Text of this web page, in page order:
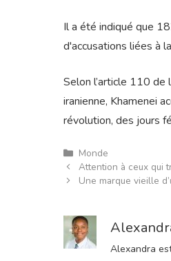
Il a été indiqué que
d'accusations liées à
Selon l’article 110 de
iranienne, Khamenei
révolution, des jours
Catégories
Monde
Attention à ceux qui
Une marque vieille
Alexandra